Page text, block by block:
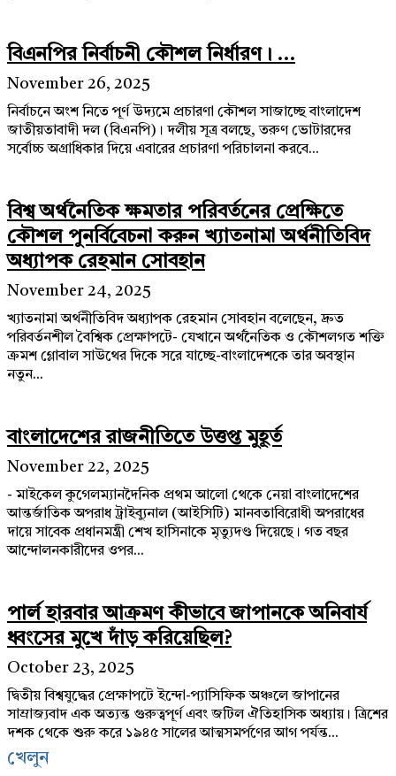
বিএনপির নির্বাচনী কৌশল নির্ধারণ। ...
November 26, 2025
নির্বাচনে অংশ নিতে পূর্ণ উদ্যমে প্রচারণা কৌশল সাজাচ্ছে বাংলাদেশ
জাতীয়তাবাদী দল (বিএনপি)। দলীয় সূত্র বলছে, তরুণ ভোটারদের
সর্বোচ্চ অগ্রাধিকার দিয়ে এবারের প্রচারণা পরিচালনা করবে...
বিশ্ব অর্থনৈতিক ক্ষমতার পরিবর্তনের প্রেক্ষিতে
কৌশল পুনর্বিবেচনা করুন খ্যাতনামা অর্থনীতিবিদ
অধ্যাপক রেহমান সোবহান
November 24, 2025
খ্যাতনামা অর্থনীতিবিদ অধ্যাপক রেহমান সোবহান বলেছেন, দ্রুত
পরিবর্তনশীল বৈশ্বিক প্রেক্ষাপটে- যেখানে অর্থনৈতিক ও কৌশলগত শক্তি
ক্রমশ গ্লোবাল সাউথের দিকে সরে যাচ্ছে-বাংলাদেশকে তার অবস্থান
নতুন...
বাংলাদেশের রাজনীতিতে উত্তপ্ত মুহূর্ত
November 22, 2025
- মাইকেল কুগেলম্যানদৈনিক প্রথম আলো থেকে নেয়া বাংলাদেশের
আন্তর্জাতিক অপরাধ ট্রাইব্যুনাল (আইসিটি) মানবতাবিরোধী অপরাধের
দায়ে সাবেক প্রধানমন্ত্রী শেখ হাসিনাকে মৃত্যুদণ্ড দিয়েছে। গত বছর
আন্দোলনকারীদের ওপর...
পার্ল হারবার আক্রমণ কীভাবে জাপানকে অনিবার্য
ধ্বংসের মুখে দাঁড় করিয়েছিল?
October 23, 2025
দ্বিতীয় বিশ্বযুদ্ধের প্রেক্ষাপটে ইন্দো-প্যাসিফিক অঞ্চলে জাপানের
সাম্রাজ্যবাদ এক অত্যন্ত গুরুত্বপূর্ণ এবং জটিল ঐতিহাসিক অধ্যায়। ত্রিশের
দশক থেকে শুরু করে ১৯৪৫ সালের আত্মসমর্পণের আগ পর্যন্ত...
খেলুন